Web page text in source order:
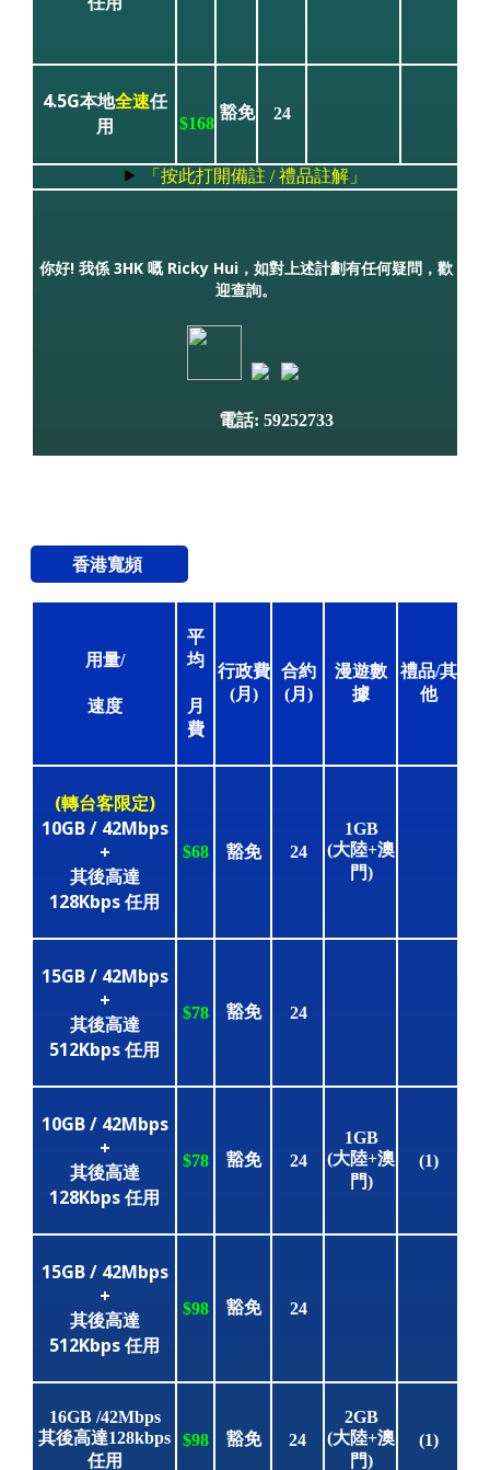
4.5G本地全速任
用
$168
豁免 24
「按此打開備註 / 禮品註解」
你好! 我係 3HK 嘅 Ricky Hui，如對上述計劃有任何疑問，歡
迎查詢。
電話: 59252733
香港寬頻
用量/
速度
平
均
月
費
行政費
(月)
合約
(月)
漫遊數
據
禮品/其
他
(轉台客限定)
10GB / 42Mbps
+
其後高達
128Kbps 任用
$68 豁免 24
1GB
(大陸+澳
門)
15GB / 42Mbps
+
其後高達
512Kbps 任用
$78 豁免 24
10GB / 42Mbps
+
其後高達
128Kbps 任用
$78 豁免 24
1GB
(大陸+澳
門)
(1)
15GB / 42Mbps
+
其後高達
512Kbps 任用
$98 豁免 24
16GB /42Mbps
其後高達128kbps
任用
$98 豁免 24
2GB
(大陸+澳
門)
(1)